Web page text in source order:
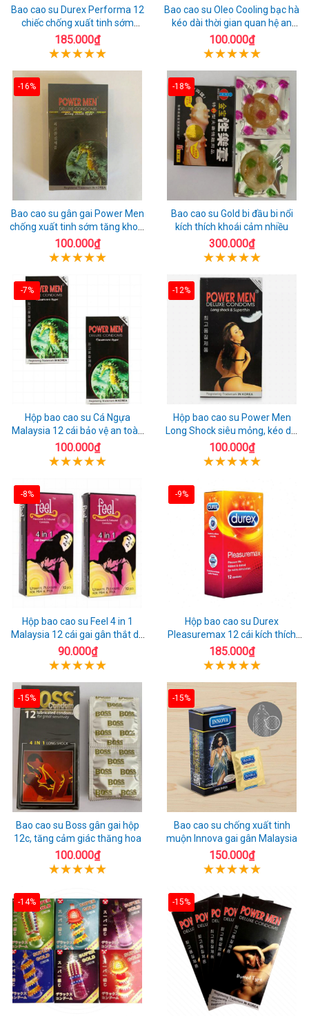
Bao cao su Durex Performa 12
chiếc chống xuất tinh sớm
chuẩn Thái Lan
185.000₫
Bao cao su Oleo Cooling bạc hà
kéo dài thời gian quan hệ an
toàn
100.000₫
-16%
Bao cao su gân gai Power Men
chống xuất tinh sớm tăng khoái
cảm
100.000₫
-18%
Bao cao su Gold bi đầu bi nổi
kích thích khoái cảm nhiều
300.000₫
-7%
Hộp bao cao su Cá Ngựa
Malaysia 12 cái bảo vệ an toàn
tuyệt đối
100.000₫
-12%
Hộp bao cao su Power Men
Long Shock siêu mỏng, kéo dài
quan hệ thoải mái
100.000₫
-8%
Hộp bao cao su Feel 4 in 1
Malaysia 12 cái gai gân thắt dễ
sử dụng
90.000₫
-9%
Hộp bao cao su Durex
Pleasuremax 12 cái kích thích
tăng khoái cảm
185.000₫
-15%
Bao cao su Boss gân gai hộp
12c, tăng cảm giác thăng hoa
100.000₫
-15%
Bao cao su chống xuất tinh
muộn Innova gai gân Malaysia
150.000₫
-14% -15%